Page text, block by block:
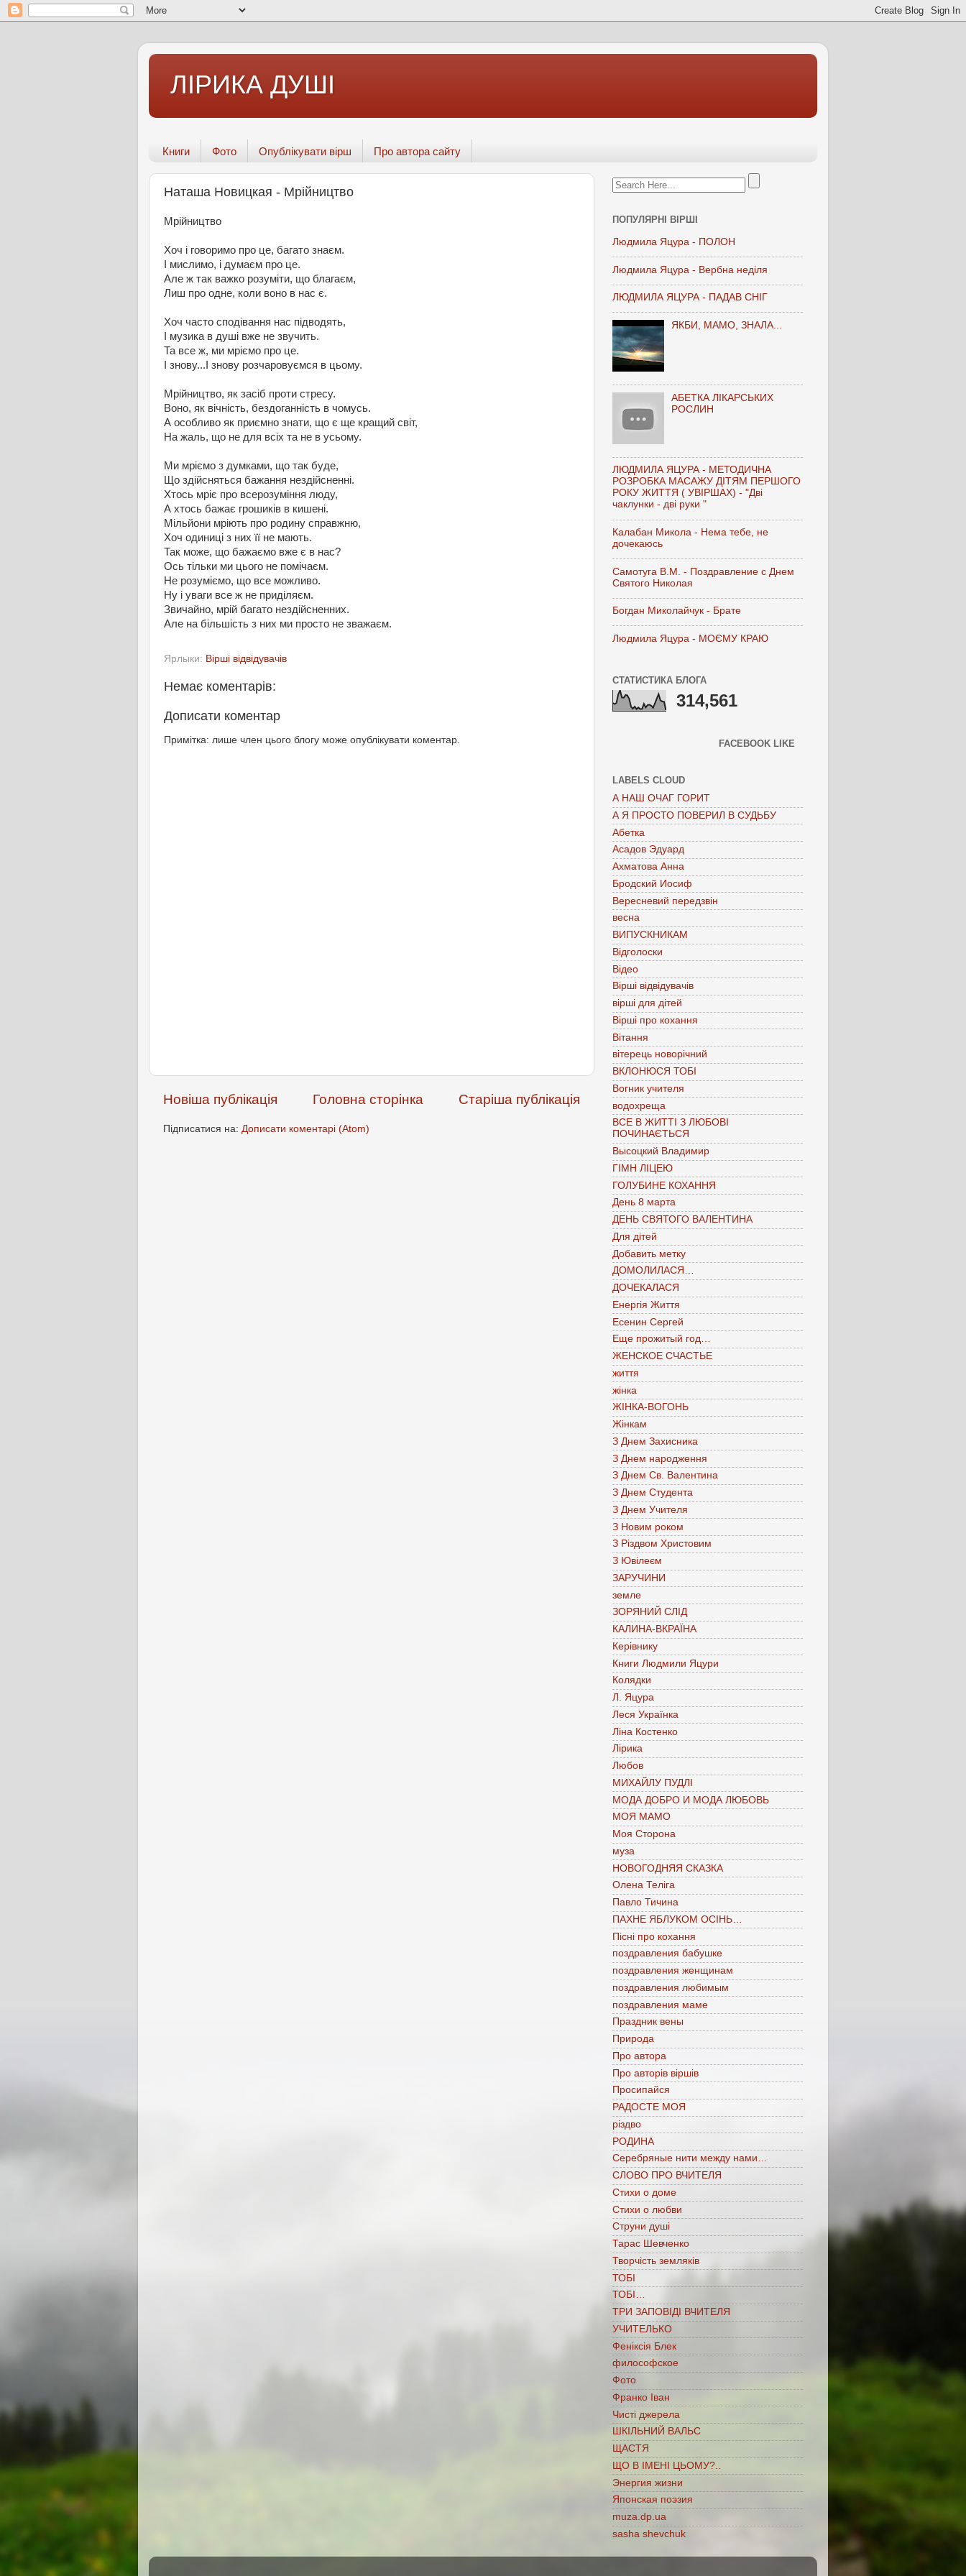
ЛІРИКА ДУШІ
Книги Фото Опублікувати вірш Про автора сайту
Наташа Новицкая - Мрійництво
Мрійництво
Хоч і говоримо про це, багато знаєм.
І мислимо, і думаєм про це.
Але ж так важко розуміти, що благаєм,
Лиш про одне, коли воно в нас є.
Хоч часто сподівання нас підводять,
І музика в душі вже не звучить.
Та все ж, ми мріємо про це.
І знову...І знову розчаровуємся в цьому.
Мрійництво, як засіб проти стресу.
Воно, як вічність, бездоганність в чомусь.
А особливо як приємно знати, що є ще кращий світ,
На жаль, що не для всіх та не в усьому.
Ми мріємо з думками, що так буде,
Що здійсняться бажання нездійсненні.
Хтось мріє про всерозуміння люду,
А хтось бажає грошиків в кишені.
Мільйони мріють про родину справжню,
Хоч одиниці з них її не мають.
Так може, що бажаємо вже є в нас?
Ось тільки ми цього не помічаєм.
Не розуміємо, що все можливо.
Ну і уваги все ж не приділяєм.
Звичайно, мрій багато нездійсненних.
Але на більшість з них ми просто не зважаєм.
Ярлыки: Вірші відвідувачів
Немає коментарів:
Дописати коментар
Примітка: лише член цього блогу може опублікувати коментар.
Новіша публікація Старіша публікація
Головна сторінка
Підписатися на: Дописати коментарі (Atom)
ПОПУЛЯРНІ ВІРШІ
Людмила Яцура - ПОЛОН
Людмила Яцура - Вербна неділя
ЛЮДМИЛА ЯЦУРА - ПАДАВ СНІГ
ЯКБИ, МАМО, ЗНАЛА...
АБЕТКА ЛІКАРСЬКИХ
РОСЛИН
ЛЮДМИЛА ЯЦУРА - МЕТОДИЧНА
РОЗРОБКА МАСАЖУ ДІТЯМ ПЕРШОГО
РОКУ ЖИТТЯ ( УВІРШАХ) - "Дві
чаклунки - дві руки "
Калабан Микола - Нема тебе, не
дочекаюсь
Самотуга В.М. - Поздравление с Днем
Святого Николая
Богдан Миколайчук - Брате
Людмила Яцура - МОЄМУ КРАЮ
СТАТИСТИКА БЛОГА
314,561
FACEBOOK LIKE
LABELS CLOUD
А НАШ ОЧАГ ГОРИТ
А Я ПРОСТО ПОВЕРИЛ В СУДЬБУ
Абетка
Асадов Эдуард
Ахматова Анна
Бродский Иосиф
Вересневий передзвін
весна
ВИПУСКНИКАМ
Відголоски
Відео
Вірші відвідувачів
вірші для дітей
Вірші про кохання
Вітання
вітерець новорічний
ВКЛОНЮСЯ ТОБІ
Вогник учителя
водохреща
ВСЕ В ЖИТТІ З ЛЮБОВІ
ПОЧИНАЄТЬСЯ
Высоцкий Владимир
ГІМН ЛІЦЕЮ
ГОЛУБИНЕ КОХАННЯ
День 8 марта
ДЕНЬ СВЯТОГО ВАЛЕНТИНА
Для дітей
Добавить метку
ДОМОЛИЛАСЯ…
ДОЧЕКАЛАСЯ
Енергія Життя
Есенин Сергей
Еще прожитый год…
ЖЕНСКОЕ СЧАСТЬЕ
життя
жінка
ЖІНКА-ВОГОНЬ
Жінкам
З Днем Захисника
З Днем народження
З Днем Св. Валентина
З Днем Студента
З Днем Учителя
З Новим роком
З Різдвом Христовим
З Ювілеєм
ЗАРУЧИНИ
земле
ЗОРЯНИЙ СЛІД
КАЛИНА-ВКРАЇНА
Керівнику
Книги Людмили Яцури
Колядки
Л. Яцура
Леся Українка
Ліна Костенко
Лірика
Любов
МИХАЙЛУ ПУДЛІ
МОДА ДОБРО И МОДА ЛЮБОВЬ
МОЯ МАМО
Моя Сторона
муза
НОВОГОДНЯЯ СКАЗКА
Олена Теліга
Павло Тичина
ПАХНЕ ЯБЛУКОМ ОСІНЬ…
Пісні про кохання
поздравления бабушке
поздравления женщинам
поздравления любимым
поздравления маме
Праздник вены
Природа
Про автора
Про авторів віршів
Просипайся
РАДОСТЕ МОЯ
різдво
РОДИНА
Серебряные нити между нами…
СЛОВО ПРО ВЧИТЕЛЯ
Стихи о доме
Стихи о любви
Струни душі
Тарас Шевченко
Творчість земляків
ТОБІ
ТОБІ…
ТРИ ЗАПОВІДІ ВЧИТЕЛЯ
УЧИТЕЛЬКО
Феніксія Блек
философское
Фото
Франко Іван
Чисті джерела
ШКІЛЬНИЙ ВАЛЬС
ЩАСТЯ
ЩО В ІМЕНІ ЦЬОМУ?..
Энергия жизни
Японская поэзия
muza.dp.ua
sasha shevchuk